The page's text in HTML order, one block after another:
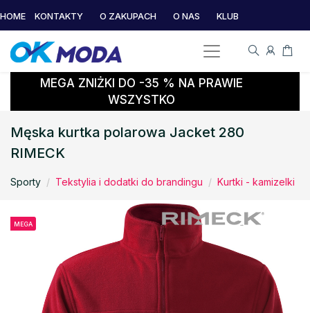
HOME KONTAKTY O ZAKUPACH O NAS KLUB
MEGA ZNIŻKI DO -35 % NA PRAWIE
WSZYSTKO
Męska kurtka polarowa Jacket 280
RIMECK
Sporty Tekstylia i dodatki do brandingu Kurtki - kamizelki
MEGA